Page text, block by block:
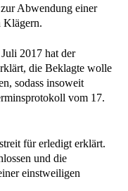
Abwendung einer
Klägern.
2017 hat der
die Beklagte wolle
sodass insoweit
vom 17.
für erledigt erklärt.
und die
einstweiligen